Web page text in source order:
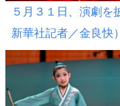
５月３１日、演劇を
新華社記者／金良快）